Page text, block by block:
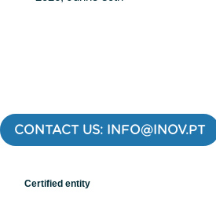
CONTACT US: INFO@INOV.PT
Certified entity